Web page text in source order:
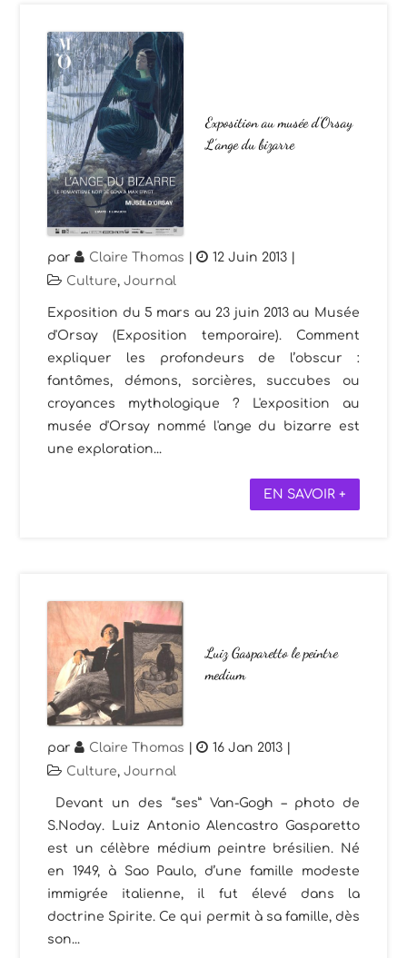
Exposition au musée d’Orsay
L’ange du bizarre
par Claire Thomas | 12 Juin 2013 |
Culture,Journal
Exposition du 5 mars au 23 juin 2013 au Musée
d'Orsay (Exposition temporaire). Comment
expliquer les profondeurs de l’obscur :
fantômes, démons, sorcières, succubes ou
croyances mythologique ? L'exposition au
musée d'Orsay nommé l'ange du bizarre est
une exploration...
EN SAVOIR +
Luiz Gasparetto le peintre
medium
par Claire Thomas | 16 Jan 2013 |
Culture,Journal
Devant un des “ses” Van-Gogh – photo de
S.Noday. Luiz Antonio Alencastro Gasparetto
est un célèbre médium peintre brésilien. Né
en 1949, à Sao Paulo, d’une famille modeste
immigrée italienne, il fut élevé dans la
doctrine Spirite. Ce qui permit à sa famille, dès
son...